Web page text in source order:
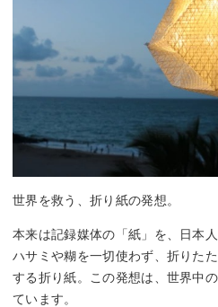
世界を救う、折り紙の発想。
本来は記録媒体の「紙」を、日本
ハサミや糊を一切使わず、折りた
する折り紙。この発想は、世界中
ています。